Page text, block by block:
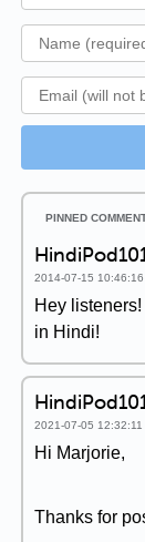
2014-07-15 10:46:16
Hey
in Hindi!
2021-07-05 12:32:11
Hi Marjorie,
Thanks for